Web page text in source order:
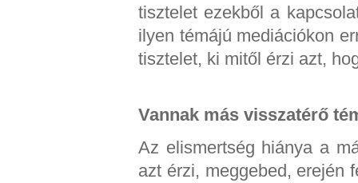
tisztelet ezekből a
ilyen témájú mediációkon
tisztelet, ki mitől érzi azt,
Vannak más visszatérő
Az elismertség hiánya a
azt érzi, meggebed, erején